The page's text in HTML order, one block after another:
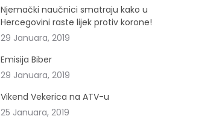
Njemački naučnici smatraju kako u
Hercegovini raste lijek protiv korone!
29 Januara, 2019
Emisija Biber
29 Januara, 2019
Vikend Vekerica na ATV-u
25 Januara, 2019